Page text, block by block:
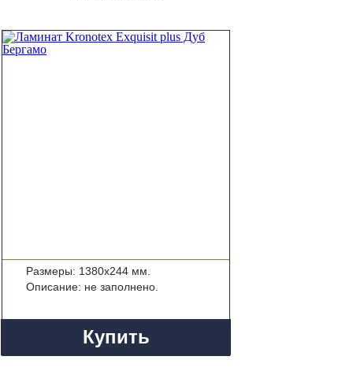
Размеры: 1380x244 мм.
Описание: не заполнено.
Купить